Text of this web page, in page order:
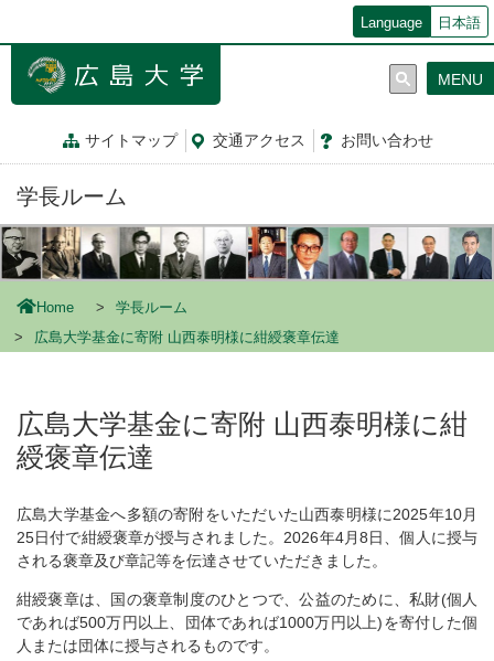
ン
動
Language 日本語
サイトマップ 交通アクセス お問い合わせ
MENU
学長ルーム
Home
学長ルーム
広島大学基金に寄附 山西泰明様に紺綬褒章伝達
広島大学基金に寄附 山西泰明様に紺
綬褒章伝達
広島大学基金へ多額の寄附をいただいた山西泰明様に2025年10月
25日付で紺綬褒章が授与されました。2026年4月8日、個人に授与
される褒章及び章記等を伝達させていただきました。
紺綬褒章は、国の褒章制度のひとつで、公益のために、私財(個人
であれば500万円以上、団体であれば1000万円以上)を寄付した個
人または団体に授与されるものです。